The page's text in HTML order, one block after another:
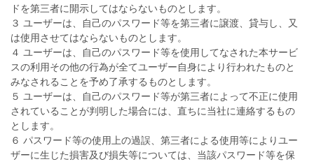
ドを第三者に開示してはならないものとします。
３ ユーザーは、自己のパスワード等を第三者に譲渡、貸与し、又
は使用させてはならないものとします。
４ ユーザーは、自己のパスワード等を使用してなされた本サービ
スの利用その他の行為が全てユーザー自身により行われたものと
みなされることを予め了承するものとします。
５ ユーザーは、自己のパスワード等が第三者によって不正に使用
されていることが判明した場合には、直ちに当社に連絡するもの
とします。
６ パスワード等の使用上の過誤、第三者による使用等によりユー
ザーに生じた損害及び損失等については、当該パスワード等を保